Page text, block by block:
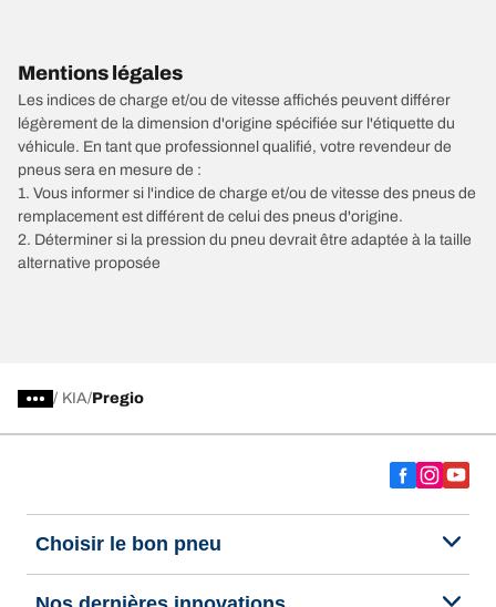
Mentions légales
Les indices de charge et/ou de vitesse affichés peuvent différer
légèrement de la dimension d'origine spécifiée sur l'étiquette du
véhicule. En tant que professionnel qualifié, votre revendeur de
pneus sera en mesure de :
1. Vous informer si l'indice de charge et/ou de vitesse des pneus de
remplacement est différent de celui des pneus d'origine.
2. Déterminer si la pression du pneu devrait être adaptée à la taille
alternative proposée
/ KIA Pregio
Choisir le bon pneu